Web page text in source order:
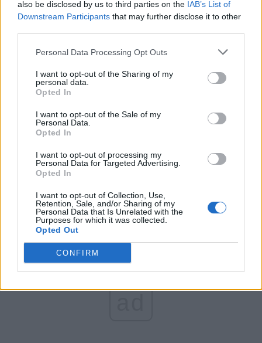
also be disclosed by us to third parties on the IAB’s List of
Downstream Participants that may further disclose it to other
Personal Data Processing Opt Outs
I want to opt-out of the Sharing of my
personal data.
Opted In
I want to opt-out of the Sale of my
Personal Data.
Opted In
I want to opt-out of processing my
Personal Data for Targeted Advertising.
Opted In
I want to opt-out of Collection, Use,
Retention, Sale, and/or Sharing of my
Personal Data that Is Unrelated with the
Purposes for which it was collected.
Opted Out
CONFIRM
PNȚCD (Pavelescu)
PNCR (Terheș)
Partidul Patrioților (Surugiu)
România pe Primul Loc (Ponta)
Arhiva sondajelor